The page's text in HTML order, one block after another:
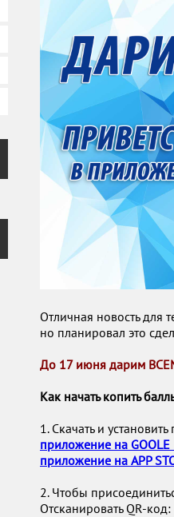
Отличная новость для
но планировал это
До 17 июня дарим
Как начать копить
1. Скачать и
приложение на GOOLE
приложение на APP
2. Чтобы
Отсканировать QR-код: